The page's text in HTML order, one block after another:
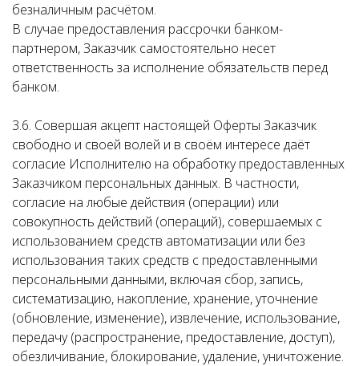
безналичным расчётом.
В случае предоставления рассрочки банком-
партнером, Заказчик самостоятельно несет
ответственность за исполнение обязательств перед
банком.
3.6. Совершая акцепт настоящей Оферты Заказчик
свободно и своей волей и в своём интересе даёт
согласие Исполнителю на обработку предоставленных
Заказчиком персональных данных. В частности,
согласие на любые действия (операции) или
совокупность действий (операций), совершаемых с
использованием средств автоматизации или без
использования таких средств с предоставленными
персональными данными, включая сбор, запись,
систематизацию, накопление, хранение, уточнение
(обновление, изменение), извлечение, использование,
передачу (распространение, предоставление, доступ),
обезличивание, блокирование, удаление, уничтожение.